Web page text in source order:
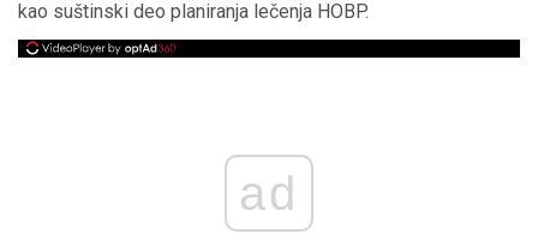
kao suštinski deo planiranja lečenja HOBP.
ad